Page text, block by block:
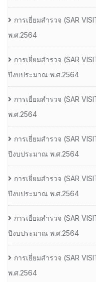
การเยี่ยมสํารวจ (SAR
พ.ศ.2564
การเยี่ยมสํารวจ (SAR
ปีงบประมาณ พ.ศ.2564
การเยี่ยมสํารวจ (SAR
พ.ศ.2564
การเยี่ยมสํารวจ (SAR
ปีงบประมาณ พ.ศ.2564
การเยี่ยมสํารวจ (SAR
ปีงบประมาณ พ.ศ.2564
การเยี่ยมสํารวจ (SAR
ปีงบประมาณ พ.ศ.2564
การเยี่ยมสํารวจ (SAR
พ.ศ.2564